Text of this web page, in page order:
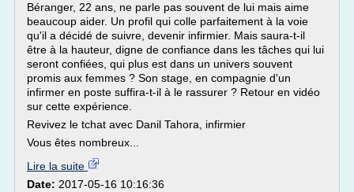
Béranger, 22 ans, ne parle pas souvent de lui mais aime
beaucoup aider. Un profil qui colle parfaitement à la voie
qu'il a décidé de suivre, devenir infirmier. Mais saura-t-il
être à la hauteur, digne de confiance dans les tâches qui lui
seront confiées, qui plus est dans un univers souvent
promis aux femmes ? Son stage, en compagnie d'un
infirmer en poste suffira-t-il à le rassurer ? Retour en vidéo
sur cette expérience.
Revivez le tchat avec Danil Tahora, infirmier
Vous êtes nombreux...
Lire la suite
Date: 2017-05-16 10:16:36